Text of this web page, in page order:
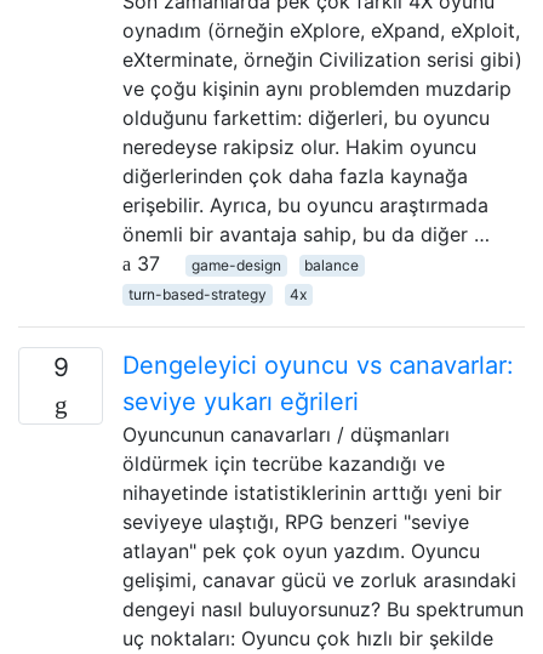
oynadım (örneğin eXplore, eXpand, eXploit,
eXterminate, örneğin Civilization serisi gibi)
ve çoğu kişinin aynı problemden muzdarip
olduğunu farkettim: diğerleri, bu oyuncu
neredeyse rakipsiz olur. Hakim oyuncu
diğerlerinden çok daha fazla kaynağa
erişebilir. Ayrıca, bu oyuncu araştırmada
önemli bir avantaja sahip, bu da diğer …
37
game-design
balance
turn-based-strategy
4x
9
Dengeleyici oyuncu vs canavarlar:
seviye yukarı eğrileri
Oyuncunun canavarları / düşmanları
öldürmek için tecrübe kazandığı ve
nihayetinde istatistiklerinin arttığı yeni bir
seviyeye ulaştığı, RPG benzeri "seviye
atlayan" pek çok oyun yazdım. Oyuncu
gelişimi, canavar gücü ve zorluk arasındaki
dengeyi nasıl buluyorsunuz? Bu spektrumun
uç noktaları: Oyuncu çok hızlı bir şekilde